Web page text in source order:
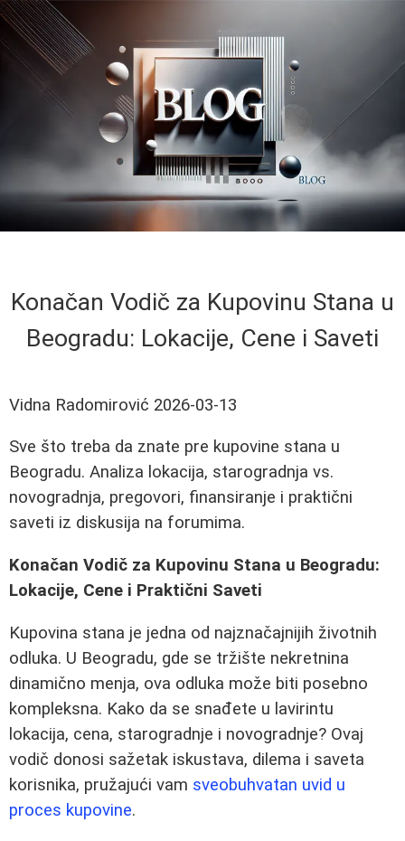
Konačan Vodič za Kupovinu Stana u
Beogradu: Lokacije, Cene i Saveti
Vidna Radomirović 2026-03-13
Sve što treba da znate pre kupovine stana u
Beogradu. Analiza lokacija, starogradnja vs.
novogradnja, pregovori, finansiranje i praktični
saveti iz diskusija na forumima.
Konačan Vodič za Kupovinu Stana u Beogradu:
Lokacije, Cene i Praktični Saveti
Kupovina stana je jedna od najznačajnijih životnih
odluka. U Beogradu, gde se tržište nekretnina
dinamično menja, ova odluka može biti posebno
kompleksna. Kako da se snađete u lavirintu
lokacija, cena, starogradnje i novogradnje? Ovaj
vodič donosi sažetak iskustava, dilema i saveta
korisnika, pružajući vam sveobuhvatan uvid u
proces kupovine.